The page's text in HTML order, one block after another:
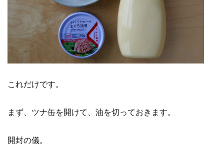
これだけです。
まず、ツナ缶を開けて、油を切っておきます。
開封の儀。